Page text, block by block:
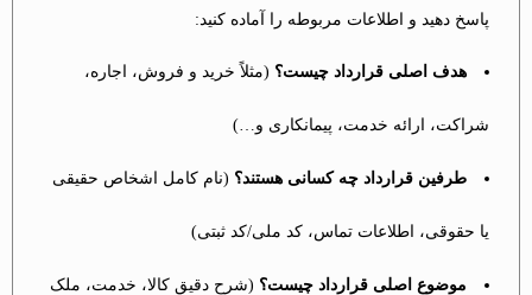
پاسخ دهید و اطلاعات مربوطه را آماده کنید:
هدف اصلی قرارداد چیست؟ (مثلاً خرید و فروش، اجاره،
شراکت، ارائه خدمت، پیمانکاری و…)
طرفین قرارداد چه کسانی هستند؟ (نام کامل اشخاص حقیقی
یا حقوقی، اطلاعات تماس، کد ملی/کد ثبتی)
موضوع اصلی قرارداد چیست؟ (شرح دقیق کالا، خدمت، ملک